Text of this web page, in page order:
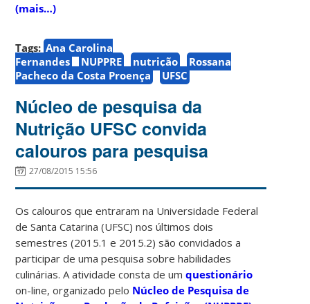
(mais…)
Tags: Ana Carolina
Fernandes
NUPPRE nutrição
Rossana
Pacheco da Costa Proença
UFSC
Núcleo de pesquisa da
Nutrição UFSC convida
calouros para pesquisa
27/08/2015 15:56
Os calouros que entraram na Universidade Federal
de Santa Catarina (UFSC) nos últimos dois
semestres (2015.1 e 2015.2) são convidados a
participar de uma pesquisa sobre habilidades
culinárias. A atividade consta de umquestionário
on-line, organizado pelo Núcleo de Pesquisa de